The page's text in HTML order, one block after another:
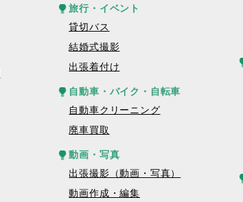
旅行・イベント
貸切バス
結婚式撮影
出張着付け
自動車・バイク・自転車
自動車クリーニング
廃車買取
動画・写真
出張撮影（動画・写真）
動画作成・編集